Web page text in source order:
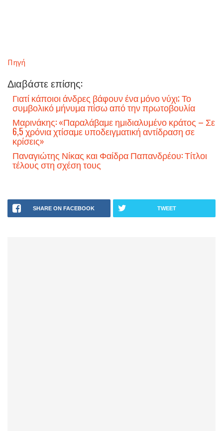
Πηγή
Διαβάστε επίσης:
Γιατί κάποιοι άνδρες βάφουν ένα μόνο νύχι; Το
συμβολικό μήνυμα πίσω από την πρωτοβουλία
Μαρινάκης: «Παραλάβαμε ημιδιαλυμένο κράτος – Σε
6,5 χρόνια χτίσαμε υποδειγματική αντίδραση σε
κρίσεις»
Παναγιώτης Νίκας και Φαίδρα Παπανδρέου: Τίτλοι
τέλους στη σχέση τους
SHARE ON FACEBOOK TWEET